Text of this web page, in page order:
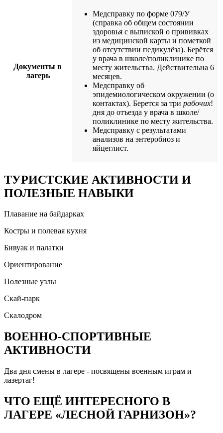
Документы в
лагерь
Медсправку по форме 079/У
(справка об общем состоянии
здоровья с выпиской о прививках
из медицинской карты и пометкой
об отсутствии педикулёза). Берётся
у врача в школе/поликлинике по
месту жительства. Действительна 6
месяцев.
Медсправку об
эпидемиологическом окружении (о
контактах). Берется за три рабочих!
дня до отъезда у врача в школе/
поликлинике по месту жительства.
Медсправку с результатами
анализов на энтеробиоз и
яйцеглист.
ТУРИСТСКИЕ АКТИВНОСТИ И
ПОЛЕЗНЫЕ НАВЫКИ
Плавание на байдарках
Костры и полевая кухня
Бивуак и палатки
Ориентирование
Полезные узлы
Скай-парк
Скалодром
ВОЕННО-СПОРТИВНЫЕ
АКТИВНОСТИ
Два дня смены в лагере - посвящены военным играм и
лазертаг!
ЧТО ЕЩЁ ИНТЕРЕСНОГО В
ЛАГЕРЕ «ЛЕСНОЙ ГАРНИЗОН»?